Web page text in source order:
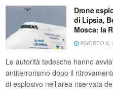
Drone
di Lipsia,
Mosca: la
AGOSTO 8,
Le autorità tedesche hanno
antiterrorismo dopo il
di esplosivo nell’area riservata